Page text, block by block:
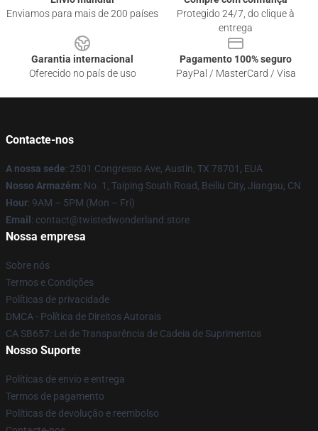
Enviamos para mais de 200 países
Protegido 24/7, do clique à
entrega
Garantia internacional
Oferecido no país de uso
Pagamento 100% seguro
PayPal / MasterCard / Visa
Contacte-nos
A nossa sede: 2501 Congresso Ave, Austin, TX 78701, EUA
Nosso Armazém: No. 1, Taiping South Road, Beiliu City, Jiangsu, CN
Hour: 9AM – 5PM (Mon – Fri)
Email : contact@twistedwonderland.store
Nossa empresa
Sobre nós
Termos e Condições
Políticas de privacidade
DMCA - Política de Direitos Autorais
CA SB657: Lei de Transparência de Cadeia de Suprimentos
Nosso Suporte
Políticas de envio e entrega
Termos de pagamento
Políticas de devolução e reembolso